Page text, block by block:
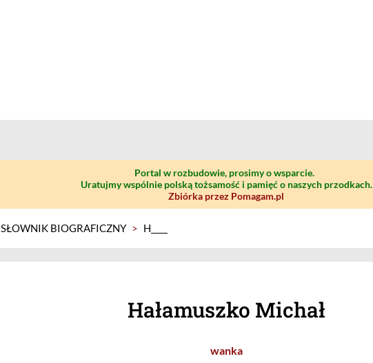
Portal w rozbudowie, prosimy o wsparcie.
Uratujmy wspólnie polską tożsamość i pamięć o naszych przodkach.
Zbiórka przez Pomagam.pl
SŁOWNIK BIOGRAFICZNY > H____
Hałamuszko Michał
wanka